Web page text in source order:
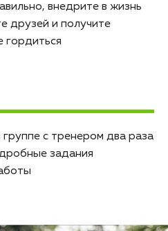
внедрите в жизнь
друзей и получите
гордиться
с тренером два раза
задания